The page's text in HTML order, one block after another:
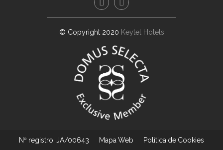
© Copyright 2020 Keytel Hotels
Nº registro: JA/00643 Mapa Web Política de Cookies